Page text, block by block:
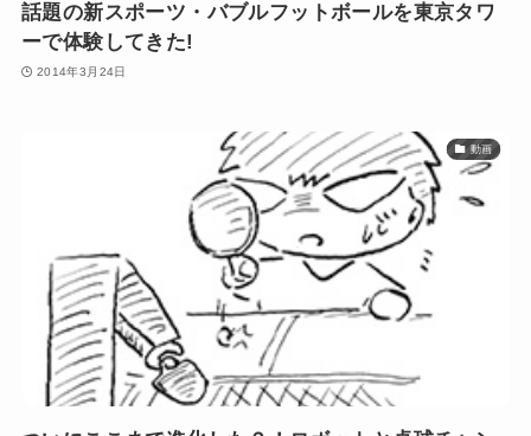
話題の新スポーツ・バブルフットボールを東京タワ
ーで体験してきた!
2014年3月24日
動画